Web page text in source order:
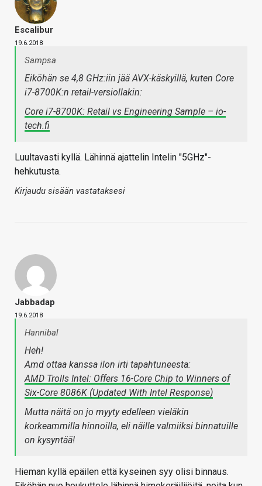
Escalibur
19.6.2018
Sampsa
Eiköhän se 4,8 GHz:iin jää AVX-käskyillä, kuten Core
i7-8700K:n retail-versiollakin:
Core i7-8700K: Retail vs Engineering Sample – io-
tech.fi
Luultavasti kyllä. Lähinnä ajattelin Intelin "5GHz"-
hehkutusta.
Kirjaudu sisään vastataksesi
Jabbadap
19.6.2018
Hannibal
Heh!
Amd ottaa kanssa ilon irti tapahtuneesta:
AMD Trolls Intel: Offers 16-Core Chip to Winners of
Six-Core 8086K (Updated With Intel Response)
Mutta näitä on jo myyty edelleen vieläkin
korkeammilla hinnoilla, eli näille valmiiksi binnatuille
on kysyntää!
Hieman kyllä epäilen että kyseinen syy olisi binnaus.